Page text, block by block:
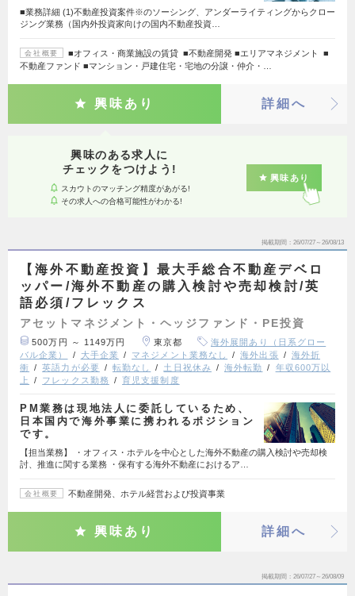
■業務詳細 (1)不動産投資案件※のソーシング、アンダーライティングからクロー
ジング業務（国内外投資家向けの国内不動産投資…
会社概要
■オフィス・商業施設の賃貸 ■不動産開発 ■エリアマネジメント ■
不動産ファンド ■マンション・戸建住宅・宅地の分譲・仲介・…
興味あり 詳細へ
興味のある求人に
チェックをつけよう!
スカウトのマッチング精度があがる!
その求人への合格可能性がわかる!
興味あり
掲載期間 26/07/27～26/08/13
【海外不動産投資】最大手総合不動産デベロ
ッパー/海外不動産の購入検討や売却検討/英
語必須/フレックス
アセットマネジメント・ヘッジファンド・PE投資
500万円 ～ 1149万円 東京都
海外展開あり（日系グロー
バル企業）
大手企業 マネジメント業務なし 海外出張
海外折
衝
英語力が必要 転勤なし 土日祝休み 海外転勤
年収600万以
上
フレックス勤務 育児支援制度
PM業務は現地法人に委託しているため、
日本国内で海外事業に携われるポジション
です。
【担当業務】 ・オフィス・ホテルを中心とした海外不動産の購入検討や売却検
討、推進に関する業務 ・保有する海外不動産におけるア…
会社概要 不動産開発、ホテル経営および投資事業
興味あり 詳細へ
掲載期間 26/07/27～26/08/09